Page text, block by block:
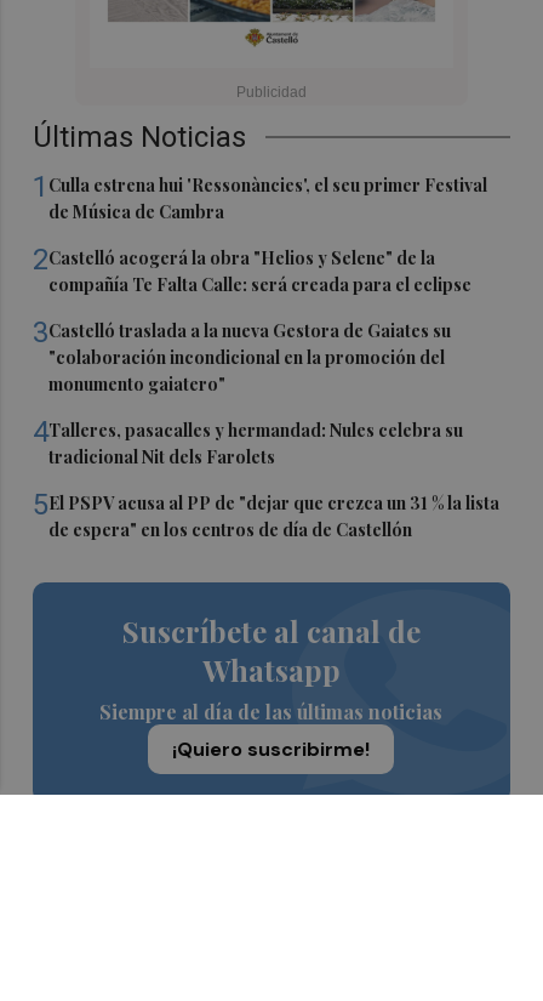
Últimas Noticias
1 Culla estrena hui 'Ressonàncies', el seu primer Festival
de Música de Cambra
2Castelló acogerá la obra "Helios y Selene" de la
compañía Te Falta Calle: será creada para el eclipse
3Castelló traslada a la nueva Gestora de Gaiates su
"colaboración incondicional en la promoción del
monumento gaiatero"
4Talleres, pasacalles y hermandad: Nules celebra su
tradicional Nit dels Farolets
5El PSPV acusa al PP de "dejar que crezca un 31 % la lista
de espera" en los centros de día de Castellón
Suscríbete al canal de
Whatsapp
Siempre al día de las últimas noticias
¡Quiero suscribirme!